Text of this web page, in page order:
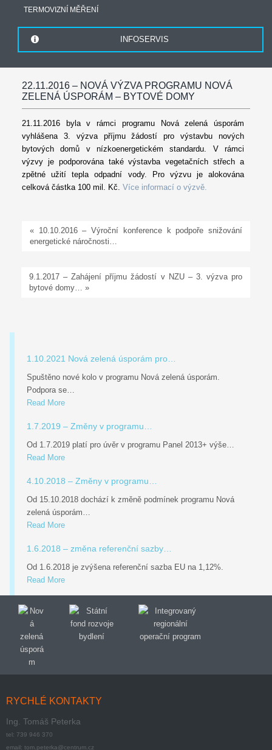
TERMOVIZNÍ MĚŘENÍ
INFOSERVIS
22.11.2016 – NOVÁ VÝZVA PROGRAMU NOVÁ
ZELENÁ ÚSPORÁM – BYTOVÉ DOMY
21.11.2016 byla v rámci programu Nová zelená úsporám
vyhlášena 3. výzva příjmu žádostí pro výstavbu nových
bytových domů v nízkoenergetickém standardu. V rámci
výzvy je podporována také výstavba vegetačních střech a
zpětné užití tepla odpadní vody. Pro výzvu je alokována
celková částka 100 mil. Kč. Více informací o výzvě.
« 10.10.2016 – Výroční konference k podpoře snižování
energetické náročnosti…
9.1.2017 – Zahájení příjmu žádostí v NZU – 3. výzva pro
bytové domy… »
1.10.2021 Nová zelená úsporám pro…
Spuštěno nové kolo v programu Nová zelená úsporám.
Podpora se…
Read More
1.7.2019 – Změny v programu…
Od 1.7.2019 platí pro úvěr v programu Panel 2013+ výše…
Read More
4.10.2018 – Změny v programu…
Od 15.10.2018 dochází k změně podmínek programu Nová
zelená úsporám…
Read More
1.6.2018 – změna referenční sazby…
Od 1.6.2018 je zvýšena referenční sazba EU na 1,12%.
Read More
RYCHLÉ KONTAKTY
Ing. Tomáš Peterka
tel: 739 946 370
email: tom.peterka@centrum.cz